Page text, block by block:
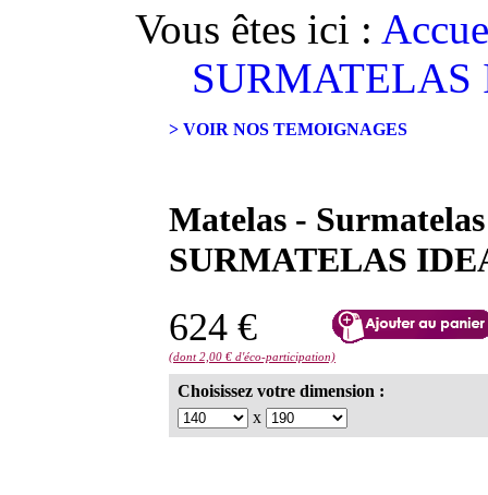
Vous êtes ici :
SURMATELAS
> VOIR NOS TEMOIGNAGES
Matelas - Surmatelas
SURMATELAS
624 €
(dont 2,00 € d'éco-participation)
Choisissez votre dimension :
x